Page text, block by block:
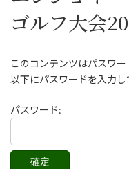
ゴルフ大会
このコンテンツはパスワ
以下にパスワードを入力し
パスワード: